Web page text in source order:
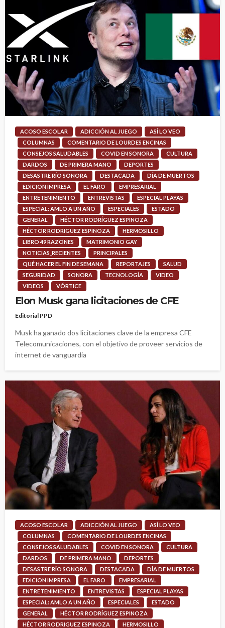
ACOSO ESCOLAR ADICCIÓN AL JUEGO
ASÍ LO VEO
COLUMNAS
COMENTARIO DE LOURDES ENCINAS
CONSEJOS SALUDABLES
COVID EN SONORA
CULTURA
DARDOS
DE PRIMERA MANO
DEPORTES
DESASTRE RÍO SONORA
DESTACADA
DÍA DE MUERTOS
EDICION IMPRESA
EL FARO
EMPRESARIAL
ENTRETENIMIENTO
ENTREVISTAS
ESPECIAL PLAYAS
ESPECIAL: AMLO A UN AÑO
ESPECIALES
ESTADO
GENERAL
HÉCTOR RODRÍGUEZ ESPINOZA
HÉCTOR RODRIGUEZ ESPINOZA
HERMOSILLO
LIBRO 49 RAZONES
MATRIMONIO GAY
NOTICIAS_RECIENTES
PRINCIPALES
QUÉ HACER EL FIN DE SEMANA
REPORTAJES
SALUD
SEGURIDAD
SONORA TECNOLOGÍA
VIDEO
VIDEOS
VÓRTICE
Elon Musk gana licitaciones de CFE
Editorial PPD
Musk ha ganado dos licitaciones clave de la empresa CFE
Telecomunicaciones, con el objetivo de proveer servicios de
internet de vanguardia
ACOSO ESCOLAR ADICCIÓN AL JUEGO
ASÍ LO VEO
COLUMNAS
COMENTARIO DE LOURDES ENCINAS
CONSEJOS SALUDABLES
COVID EN SONORA
CULTURA
DARDOS
DE PRIMERA MANO
DEPORTES
DESASTRE RÍO SONORA
DESTACADA
DÍA DE MUERTOS
EDICION IMPRESA
EL FARO
EMPRESARIAL
ENTRETENIMIENTO
ENTREVISTAS
ESPECIAL PLAYAS
ESPECIAL: AMLO A UN AÑO
ESPECIALES
ESTADO
GENERAL
HÉCTOR RODRÍGUEZ ESPINOZA
HÉCTOR RODRIGUEZ ESPINOZA
HERMOSILLO